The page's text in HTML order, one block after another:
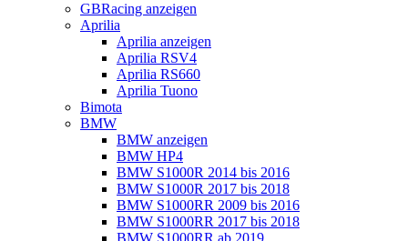
GBRacing anzeigen
Aprilia
Aprilia anzeigen
Aprilia RSV4
Aprilia RS660
Aprilia Tuono
Bimota
BMW
BMW anzeigen
BMW HP4
BMW S1000R 2014 bis 2016
BMW S1000R 2017 bis 2018
BMW S1000RR 2009 bis 2016
BMW S1000RR 2017 bis 2018
BMW S1000RR ab 2019